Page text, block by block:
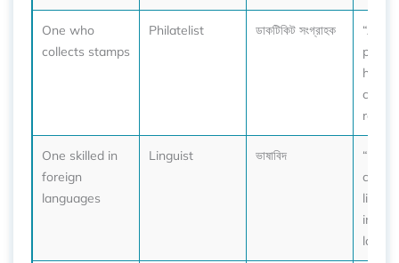
One who
collects stamps
Philatelist ডাকটিকিট সংগ্রাহক
“As a
has a
rare
One skilled in
foreign
languages
Linguist ভাষাবিদ
“Our
in five